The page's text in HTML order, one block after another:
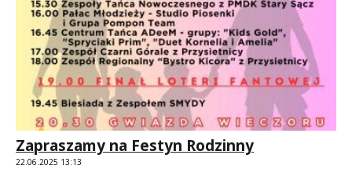
Zapraszamy na Festyn Rodzinny
22.06.2025 13:13